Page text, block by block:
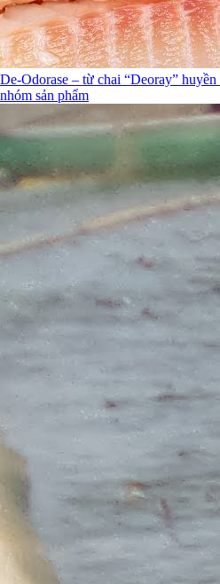
De-Odorase – từ chai “Deoray”
nhóm sản phẩm